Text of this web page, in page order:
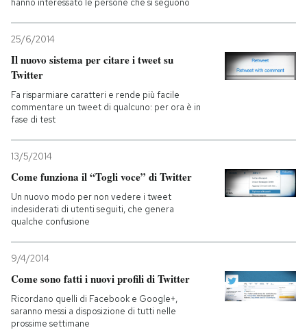
hanno interessato le persone che si seguono
25/6/2014
Il nuovo sistema per citare i tweet su
Twitter
Fa risparmiare caratteri e rende più facile
commentare un tweet di qualcuno: per ora è in
fase di test
13/5/2014
Come funziona il “Togli voce” di Twitter
Un nuovo modo per non vedere i tweet
indesiderati di utenti seguiti, che genera
qualche confusione
9/4/2014
Come sono fatti i nuovi profili di Twitter
Ricordano quelli di Facebook e Google+,
saranno messi a disposizione di tutti nelle
prossime settimane